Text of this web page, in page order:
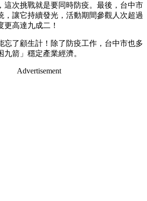
這次挑戰就是要同時防疫。最後，台中市
，讓它持續發光，活動期間參觀人次超過
更高達九成二！
忘了顧生計！除了防疫工作，台中市也多
箭」穩定產業經濟。
Advertisement